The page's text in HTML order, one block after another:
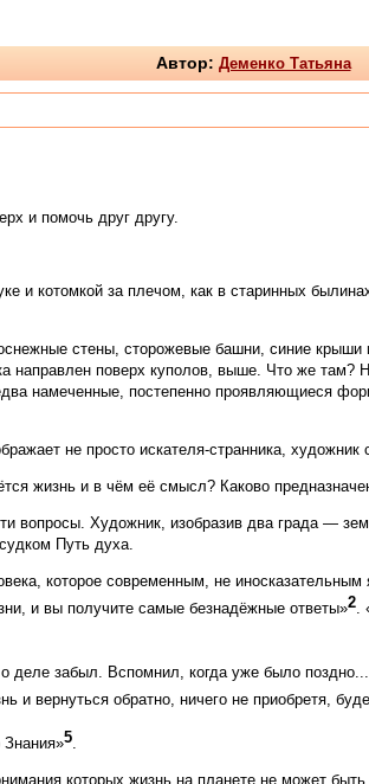
Автор: Деменко Татьяна
и помочь друг другу.
и котомкой за плечом, как в старинных
стены, сторожевые башни, синие
направлен поверх куполов, выше. Что же
намеченные, постепенно проявляющиеся
не просто искателя-странника,
жизнь и в чём её смысл? Каково
вопросы. Художник, изобразив два града —
Путь духа.
которое современным, не
и вы получите самые безнадёжные ответы»2.
деле забыл. Вспомнил, когда уже было
и вернуться обратно, ничего не приобретя,
5.
которых жизнь на планете не может